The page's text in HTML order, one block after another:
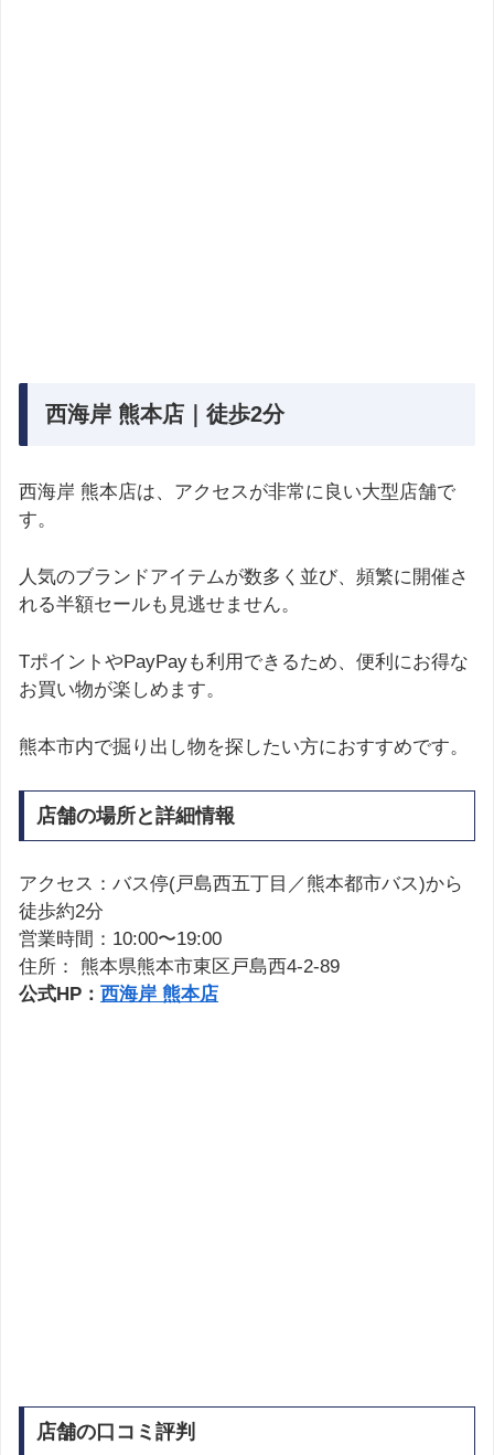
西海岸 熊本店｜徒歩2分
西海岸 熊本店は、アクセスが非常に良い大型店舗で
す。
人気のブランドアイテムが数多く並び、頻繁に開催さ
れる半額セールも見逃せません。
TポイントやPayPayも利用できるため、便利にお得な
お買い物が楽しめます。
熊本市内で掘り出し物を探したい方におすすめです。
店舗の場所と詳細情報
アクセス：バス停(戸島西五丁目／熊本都市バス)から
徒歩約2分
営業時間：10:00〜19:00
住所： 熊本県熊本市東区戸島西4-2-89
公式HP： 西海岸 熊本店
店舗の口コミ評判